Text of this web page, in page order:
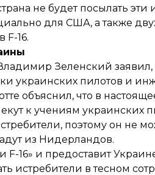
не будет посылать эти
для США, а также
F-16.
Зеленский заявил
украинских пилотов и
объяснил, что в
к учениям украинских
поэтому он не
из Нидерландов.
F-16» и предоставит
истребители в тесном